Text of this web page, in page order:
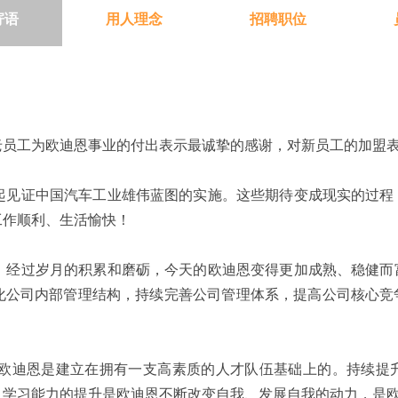
语 用人理念 招聘职位
为欧迪恩事业的付出表示最诚挚的感谢，对新员工的加盟
中国汽车工业雄伟蓝图的实施。这些期待变成现实的过程
顺利、生活愉快！
岁月的积累和磨砺，今天的欧迪恩变得更加成熟、稳健而
司内部管理结构，持续完善公司管理体系，提高公司核心
是建立在拥有一支高素质的人才队伍基础上的。持续提
习能力的提升是欧迪恩不断改变自我、发展自我的动力，是